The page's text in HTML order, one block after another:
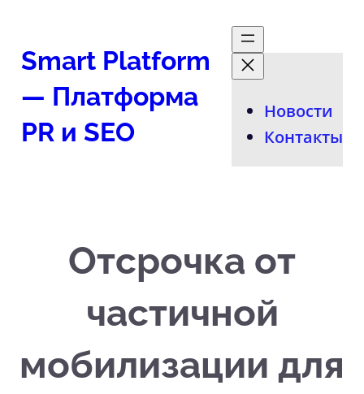
содержимому
Smart Platform
— Платформа
PR и SEO
Новости
Контакты
Отсрочка от
частичной
мобилизации для